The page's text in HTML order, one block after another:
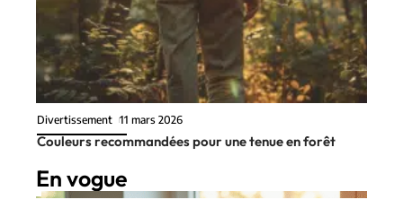
Divertissement 11 mars 2026
Couleurs recommandées pour une tenue en forêt
En vogue